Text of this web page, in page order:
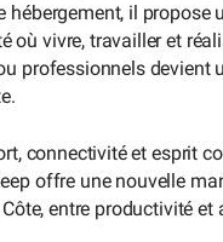
hébergement, il propose
où vivre, travailler et
professionnels devient
connectivité et esprit
offre une nouvelle
entre productivité et